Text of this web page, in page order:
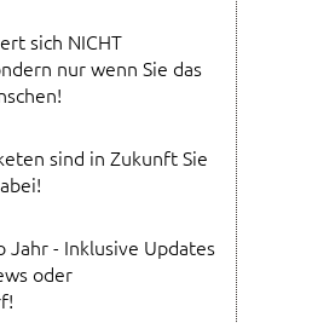
sich NICHT
nur wenn Sie das
sind in Zukunft Sie
Jahr - Inklusive Updates
oder